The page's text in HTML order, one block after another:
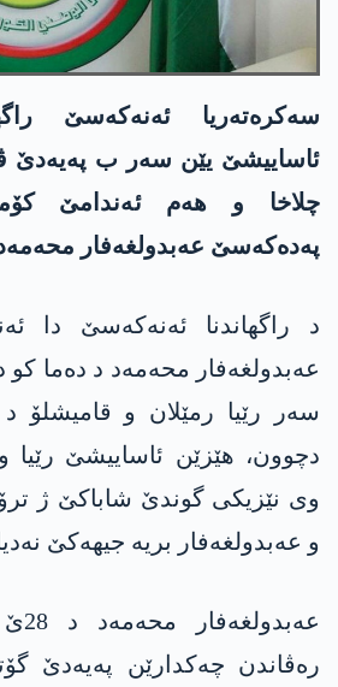
سەکرەتەریا ئەنەکەسێ
ئاساییشێ یێن سەر ب پەیەدێ
چلاخا و ھەم ئەندامێ
پەدەکەسێ عەبدولغەفار محەمەد
د راگھاندنا ئەنەکەسێ دا
عەبدولغەفار محەمەد د دەما
سەر رێیا رمێلان و قامیشلۆ د
دچوون، ھێزێن ئاساییشێ رێیا
وی نێزیکی گوندێ شاباکێ ژ
و عەبدولغەفار بریە جیهەکێ
رەڤاندن چەکدارێن پەیەدێ